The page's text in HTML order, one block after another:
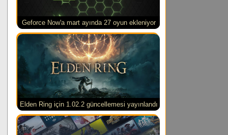
Geforce Now'a mart ayında 27 oyun ekleniyor
Elden Ring için 1.02.2 güncellemesi yayınlandı